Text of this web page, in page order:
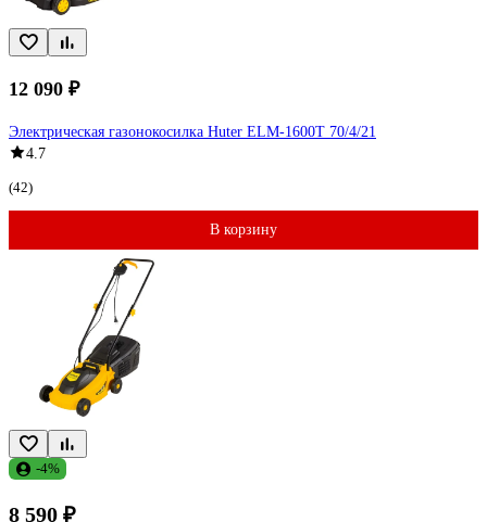
12 090 ₽
Электрическая газонокосилка Huter ELM-1600T 70/4/21
4.7
(42)
В корзину
-4%
8 590 ₽